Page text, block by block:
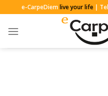
to
content
e-CarpeDiemlive your life| Tel